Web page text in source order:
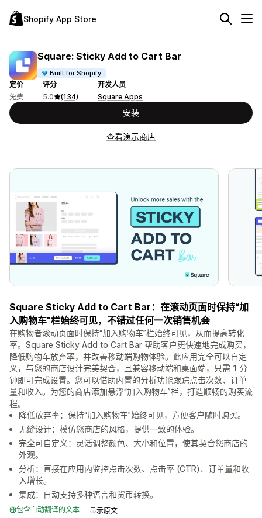
Shopify App Store
Square: Sticky Add to Cart Bar
Built for Shopify
定价
免费
评分
5.0
(134)
开发人员
Square Apps
安装
查看演示商店
Square Sticky Add to Cart Bar：在滚动页面时保持“加
入购物车”栏始终可见，不错过任何一次销售机会
在购物者滚动页面时保持“加入购物车”栏始终可见，从而提高转化
率。Square Sticky Add to Cart Bar 帮助客户更快速地完成购买，
降低购物车放弃率，并改善移动端购物体验。此应用完全可以自定
义，与您的商店设计完美契合，且兼容移动端和桌面端，只需 1 分
钟即可完成设置。您可以借助内置的分析功能跟踪点击次数、订单
量和收入。为您的商店添加悬浮“加入购物车”栏，打造顺畅的购买流
程。
降低放弃率：保持“加入购物车”始终可见，方便客户随时购买。
无缝设计：模仿您商店的风格，提供一致的体验。
完全可自定义：灵活调整颜色、大小和位置，使其契合您商店的
外观。
分析：直接在应用内监控点击次数、点击率 (CTR)、订单量和收
入增长。
集成：自动支持多种语言和货币转换。
包含自动翻译的文本 显示原文